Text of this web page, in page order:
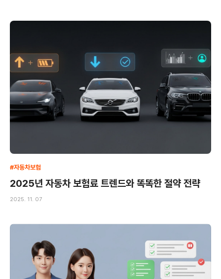
#자동차보험
2025년 자동차 보험료 트렌드와 똑똑한 절약 전략
2025. 11. 07